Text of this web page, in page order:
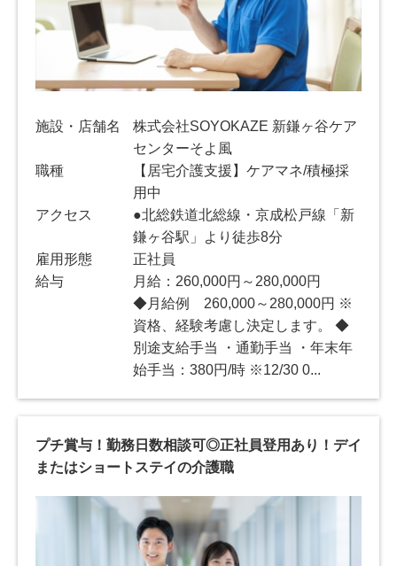
施設・店舗名
株式会社SOYOKAZE 新鎌ヶ谷ケア
センターそよ風
職種
【居宅介護支援】ケアマネ/積極採
用中
アクセス
●北総鉄道北総線・京成松戸線「新
鎌ヶ谷駅」より徒歩8分
雇用形態
正社員
給与
月給：260,000円～280,000円
◆月給例 260,000～280,000円 ※
資格、経験考慮し決定します。 ◆
別途支給手当 ・通勤手当 ・年末年
始手当：380円/時 ※12/30 0...
プチ賞与！勤務日数相談可◎正社員登用あり！デイ
またはショートステイの介護職